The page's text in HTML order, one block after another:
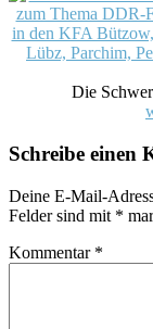
Die
Schreibe einen
Deine E-Mail-
Felder sind mit *
Kommentar *